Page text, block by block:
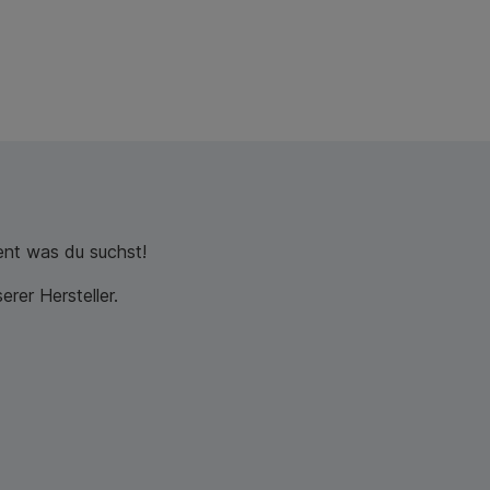
was du suchst!
Hersteller.